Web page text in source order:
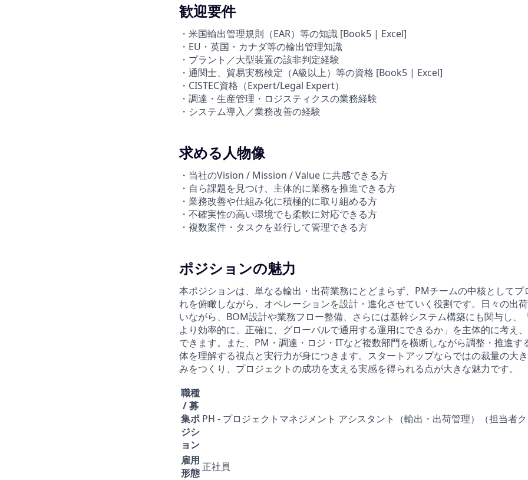
歓迎要件
・米国輸出管理規則（EAR）等の知識 [Book5 | Excel]
・EU・英国・カナダ等の輸出管理知識
・プラント／大型装置の該非判定経験
・通関士、貿易実務検定（A級以上）等の資格 [Book5 | Excel]
・CISTEC資格（Expert/Legal Expert）
・調達・生産管理・ロジスティクスの業務経験
・システム導入／業務改善の経験
求める人物像
・当社のVision / Mission / Value に共感できる方
・自ら課題を見つけ、主体的に業務を推進できる方
・業務改善や仕組み化に積極的に取り組める方
・不確実性の高い環境でも柔軟に対応できる方
・複数案件・タスクを並行して管理できる方
ポジションの魅力
本ポジションは、単なる輸出・出荷業務にとどまらず、PMチームの中核としてプ
れを俯瞰しながら、オペレーションを設計・進化させていく役割です。日々の出
いながら、BOM設計や業務フロー整備、さらには基幹システム構築にも関与し、
より効率的に、正確に、グローバルで通用する運用にできるか」を主体的に考え
できます。また、PM・調達・ロジ・ITなど複数部門を横断しながら調整・推進す
体を理解する視点と実行力が身につきます。スタートアップならではの裁量の大
みをつくり、プロジェクトの成功を支える実感を得られる点が大きな魅力です。
職種
/ 募
集ポ
ジシ
ョン
PH - プロジェクトマネジメント アシスタント（輸出・出荷管理）（担当者
雇用
形態 正社員